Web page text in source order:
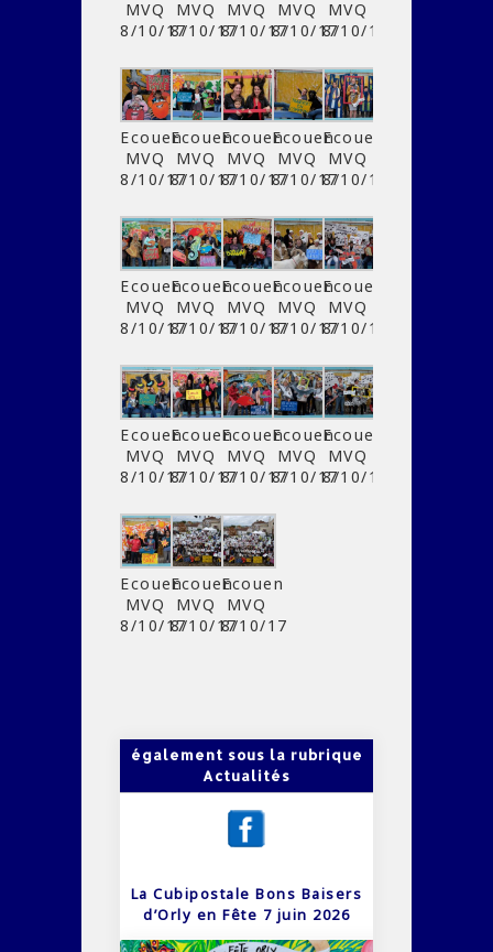
MVQ
8/10/17
MVQ
8/10/17
MVQ
8/10/17
MVQ
8/10/17
MVQ
8/10/17
Ecouen
MVQ
8/10/17
Ecouen
MVQ
8/10/17
Ecouen
MVQ
8/10/17
Ecouen
MVQ
8/10/17
Ecouen
MVQ
8/10/17
Ecouen
MVQ
8/10/17
Ecouen
MVQ
8/10/17
Ecouen
MVQ
8/10/17
Ecouen
MVQ
8/10/17
Ecouen
MVQ
8/10/17
Ecouen
MVQ
8/10/17
Ecouen
MVQ
8/10/17
Ecouen
MVQ
8/10/17
Ecouen
MVQ
8/10/17
Ecouen
MVQ
8/10/17
Ecouen
MVQ
8/10/17
Ecouen
MVQ
8/10/17
Ecouen
MVQ
8/10/17
également sous la rubrique
Actualités
La Cubipostale Bons Baisers
d’Orly en Fête 7 juin 2026